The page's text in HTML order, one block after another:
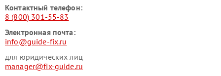
Контактный телефон:
8 (800) 301-55-83
Электронная почта:
info@guide-fix.ru
для юридических лиц
manager@fix-guide.ru